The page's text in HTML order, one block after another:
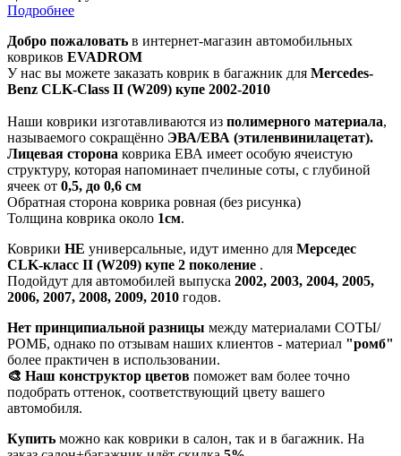
Подробнее
Добро пожаловать в интернет-магазин автомобильных
ковриков EVADROM
У нас вы можете заказать коврик в багажник для Mercedes-
Benz CLK-Class II (W209) купе 2002-2010
Наши коврики изготавливаются из полимерного материала,
называемого сокращённо ЭВА/ЕВА (этиленвинилацетат).
Лицевая сторона коврика ЕВА имеет особую ячеистую
структуру, которая напоминает пчелиные соты, с глубиной
ячеек от 0,5, до 0,6 см
Обратная сторона коврика ровная (без рисунка)
Толщина коврика около 1см.
Коврики НЕ универсальные, идут именно для Мерседес
CLK-класс II (W209) купе 2 поколение .
Подойдут для автомобилей выпуска 2002, 2003, 2004, 2005,
2006, 2007, 2008, 2009, 2010 годов.
Нет принципиальной разницы между материалами СОТЫ/
РОМБ, однако по отзывам наших клиентов - материал "ромб"
более практичен в использовании.
🎨 Наш конструктор цветов поможет вам более точно
подобрать оттенок, соответствующий цвету вашего
автомобиля.
Купить можно как коврики в салон, так и в багажник. На